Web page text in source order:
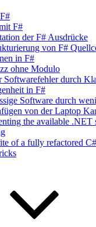
F#
der F# Ausdrücke
von F#
in F#
ohne Modulo
Softwarefehler durch
in F#
Software durch
von der Laptop
the available .NET
of a fully refactored